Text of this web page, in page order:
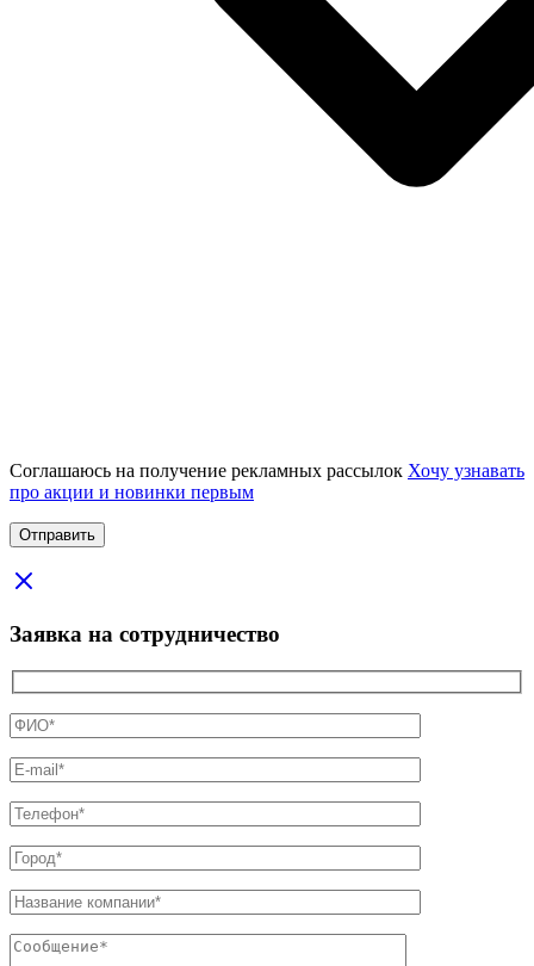
Соглашаюсь на получение рекламных рассылок Хочу узнавать
про акции и новинки первым
Заявка на сотрудничество